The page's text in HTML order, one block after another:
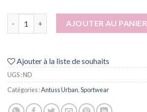
quantité de Fusion PlusAJOUTER AU PANIER
Ajouter à la liste de souhaits
UGS :ND
Catégories :Antuss Urban,Sportwear